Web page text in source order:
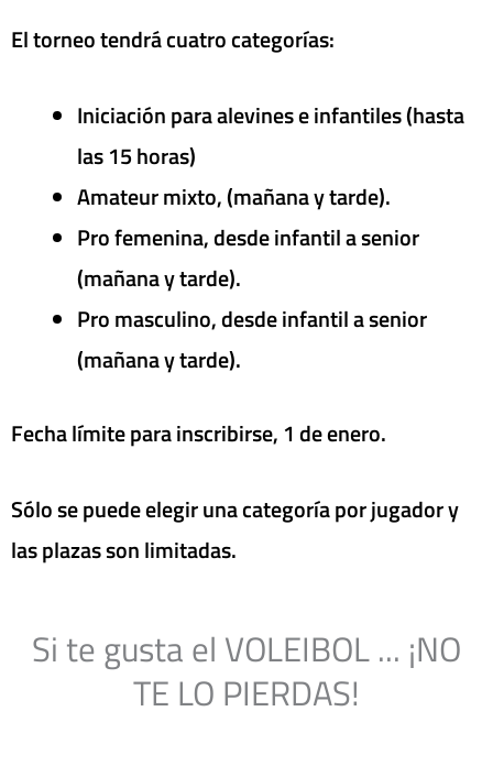
El torneo tendrá cuatro categorías:
Iniciación para alevines e infantiles (hasta
las 15 horas)
Amateur mixto, (mañana y tarde).
Pro femenina, desde infantil a senior
(mañana y tarde).
Pro masculino, desde infantil a senior
(mañana y tarde).
Fecha límite para inscribirse, 1 de enero.
Sólo se puede elegir una categoría por jugador y
las plazas son limitadas.
Si te gusta el VOLEIBOL ... ¡NO
TE LO PIERDAS!